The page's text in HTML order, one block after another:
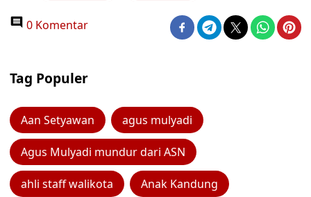
0 Komentar
Tag Populer
Aan Setyawan agus mulyadi
Agus Mulyadi mundur dari ASN
ahli staff walikota Anak Kandung